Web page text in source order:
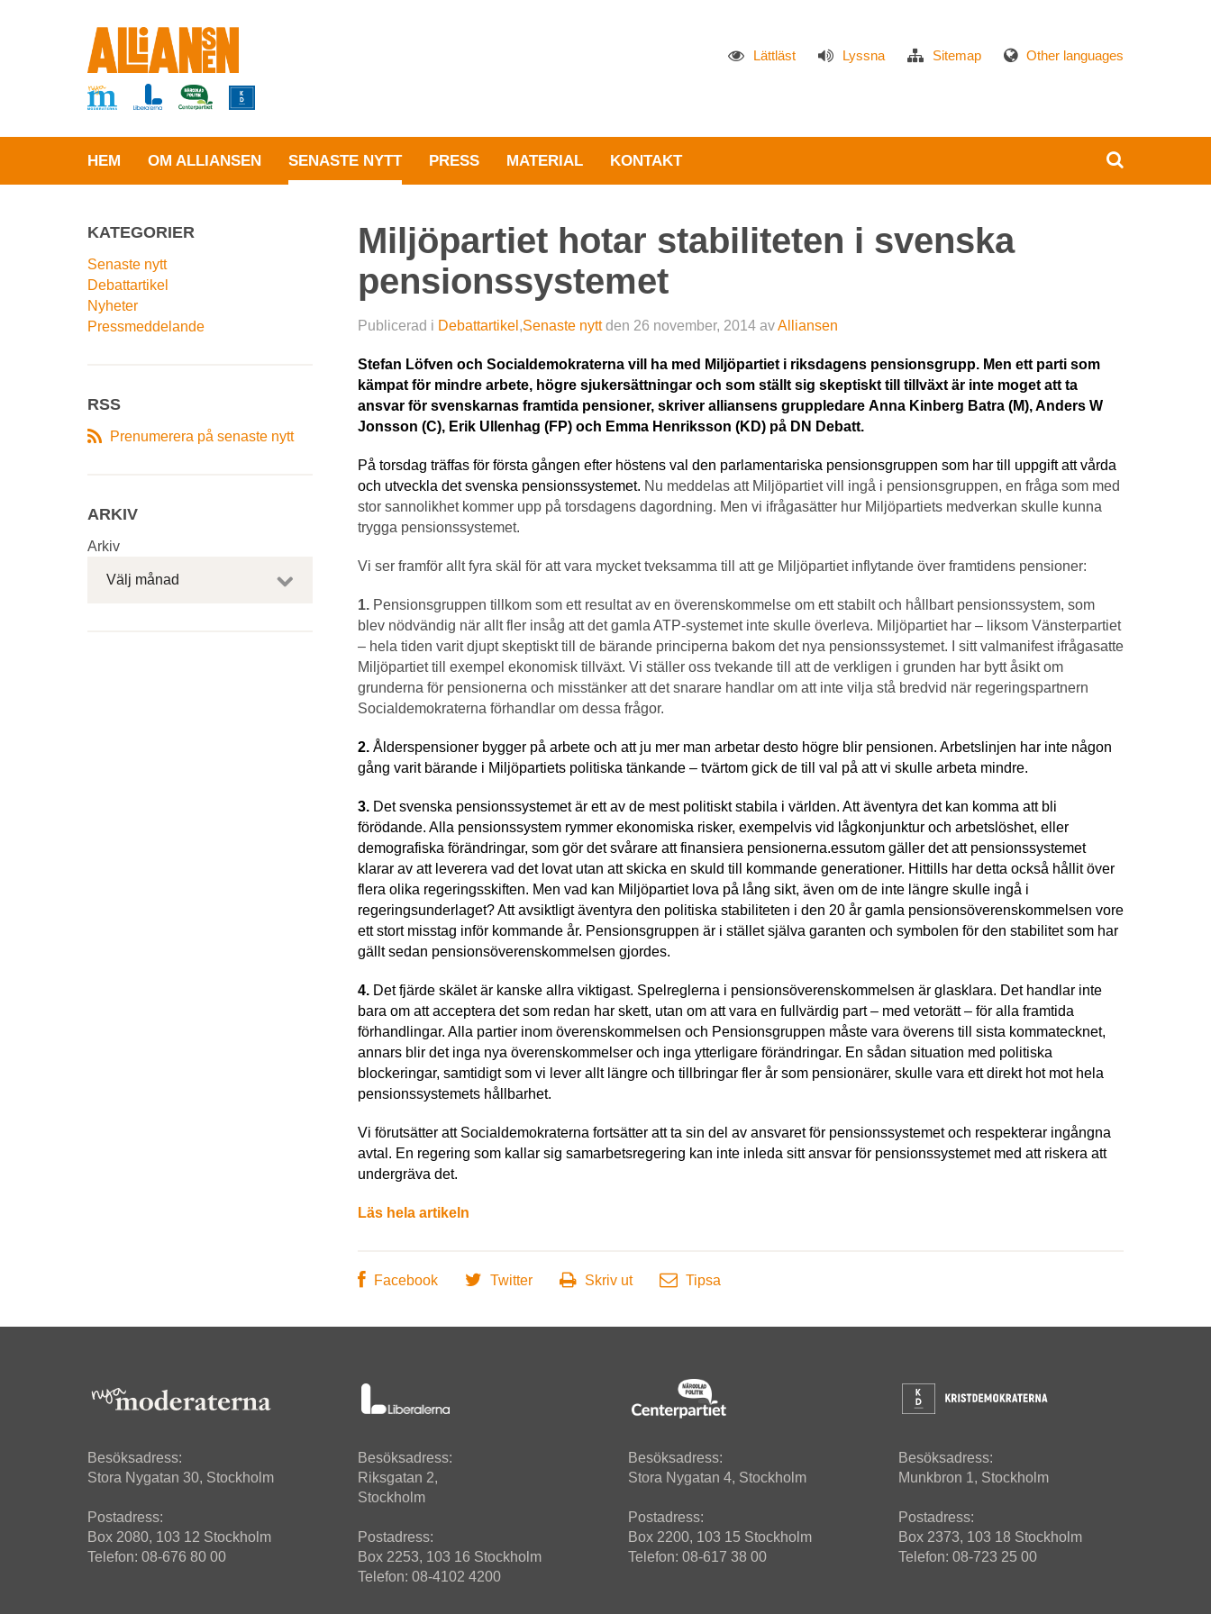
Lättläst Lyssna Sitemap Other languages
HEM OM ALLIANSEN SENASTE NYTT PRESS MATERIAL KONTAKT
KATEGORIER
Senaste nytt
Debattartikel
Nyheter
Pressmeddelande
RSS
Prenumerera på senaste nytt
ARKIV
Arkiv
Välj månad
Miljöpartiet hotar stabiliteten i svenska
pensionssystemet
Publicerad i Debattartikel ,Senaste nyttden 26 november, 2014 avAlliansen
Stefan Löfven och Socialdemokraterna vill ha med ­Miljöpartiet i riksdagens pensionsgrupp. Men ett parti som
kämpat för mindre arbete, högre sjukersättningar och som ställt sig skeptiskt till tillväxt är inte moget att ta
ansvar för svenskarnas framtida pensioner, skriver alliansens gruppledare Anna Kinberg Batra (M), Anders W
Jonsson (C), Erik Ullenhag (FP) och Emma Henriksson (KD) på DN Debatt.
På torsdag träffas för första gången efter höstens val den parlamentariska pensionsgruppen som har till uppgift att vårda
och utveckla det svenska pensionssystemet. Nu meddelas att Miljöpartiet vill ingå i pensionsgruppen, en fråga som med
stor sannolikhet kommer upp på torsdagens dagordning. Men vi ifrågasätter hur Miljöpartiets medverkan skulle kunna
trygga pensionssystemet.
Vi ser framför allt fyra skäl för att vara mycket tveksamma till att ge Miljöpartiet inflytande över framtidens pensioner:
1. Pensionsgruppen tillkom som ett resultat av en överenskommelse om ett stabilt och hållbart pensionssystem, som
blev nödvändig när allt fler insåg att det gamla ATP-systemet inte skulle överleva. Miljöpartiet har – liksom Vänsterpartiet
– hela tiden varit djupt skeptiskt till de bärande principerna bakom det nya pensionssystemet. I sitt valmanifest ifrågasatte
Miljöpartiet till exempel ekonomisk tillväxt. Vi ställer oss tvekande till att de verkligen i grunden har bytt åsikt om
grunderna för pensionerna och misstänker att det snarare handlar om att inte vilja stå bredvid när regeringspartnern
Socialdemokraterna förhandlar om dessa frågor.
2. Ålderspensioner bygger på arbete och att ju mer man arbetar desto högre blir pensionen. Arbetslinjen har inte någon
gång varit bärande i Miljöpartiets politiska tänkande – tvärtom gick de till val på att vi skulle arbeta mindre.
3. Det svenska pensionssystemet är ett av de mest politiskt stabila i världen. Att äventyra det kan komma att bli
förödande. Alla pensionssystem rymmer ekonomiska risker, exempelvis vid lågkonjunktur och arbetslöshet, eller
demografiska förändringar, som gör det svårare att finansiera pensionerna.essutom gäller det att pensionssystemet
klarar av att leverera vad det lovat utan att skicka en skuld till kommande generationer. Hittills har detta också hållit över
flera olika regeringsskiften. Men vad kan Miljöpartiet lova på lång sikt, även om de inte längre skulle ingå i
regeringsunderlaget? Att avsiktligt äventyra den politiska stabiliteten i den 20 år gamla pensionsöverenskommelsen vore
ett stort misstag inför kommande år. Pensionsgruppen är i stället själva garanten och symbolen för den stabilitet som har
gällt sedan pensionsöverenskommelsen gjordes.
4. Det fjärde skälet är kanske allra viktigast. Spelreglerna i pensionsöverenskommelsen är glasklara. Det handlar inte
bara om att acceptera det som redan har skett, utan om att vara en fullvärdig part – med vetorätt – för alla framtida
förhandlingar. Alla partier inom överenskommelsen och Pensionsgruppen måste vara överens till sista kommatecknet,
annars blir det inga nya överenskommelser och inga ytterligare förändringar. En sådan situation med politiska
blockeringar, samtidigt som vi lever allt längre och tillbringar fler år som pensionärer, skulle vara ett direkt hot mot hela
pensionssystemets hållbarhet.
Vi förutsätter att Socialdemokraterna fortsätter att ta sin del av ansvaret för pensionssystemet och respekterar ingångna
avtal. En regering som kallar sig samarbetsregering kan inte inleda sitt ansvar för pensionssystemet med att riskera att
undergräva det.
Läs hela artikeln
Facebook Twitter Skriv ut Tipsa
Besöksadress:
Stora Nygatan 30, Stockholm
Postadress:
Box 2080, 103 12 Stockholm
Telefon: 08-676 80 00
Besöksadress:
Riksgatan 2,
Stockholm
Postadress:
Box 2253, 103 16 Stockholm
Telefon: 08-4102 4200
Besöksadress:
Stora Nygatan 4, Stockholm
Postadress:
Box 2200, 103 15 Stockholm
Telefon: 08-617 38 00
Besöksadress:
Munkbron 1, Stockholm
Postadress:
Box 2373, 103 18 Stockholm
Telefon: 08-723 25 00